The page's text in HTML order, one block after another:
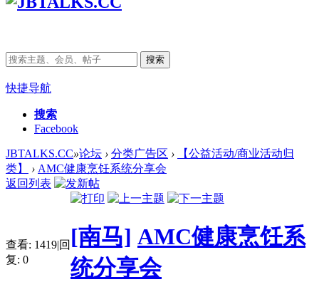
搜索
快捷导航
搜索
Facebook
JBTALKS.CC»论坛 › 分类广告区 ›
【公益活动/商业活动归
类】
› AMC健康烹饪系统分享会
返回列表
查看: 1419|回
复: 0
[南马] AMC健康烹饪系
统分享会